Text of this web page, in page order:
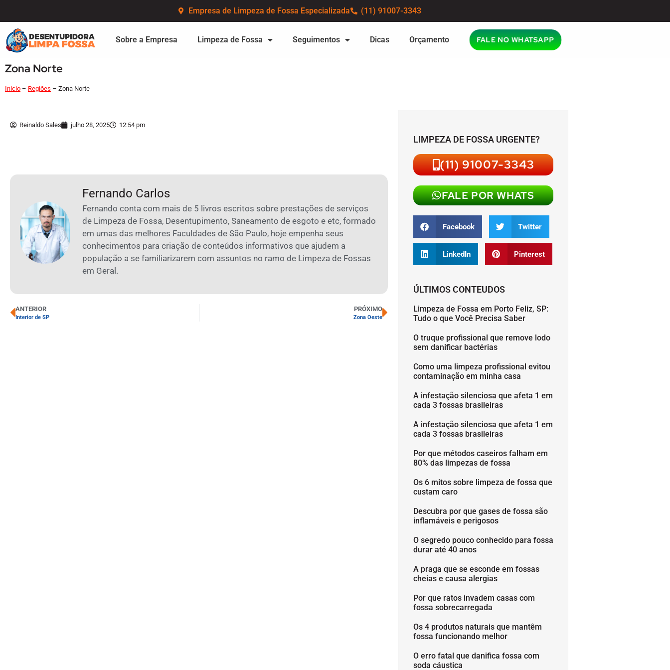
Empresa de Limpeza de Fossa Especializada (11) 91007-3343
Sobre a Empresa Limpeza de Fossa Seguimentos Dicas Orçamento FALE NO WHATSAPP
Zona Norte
Início – Regiões – Zona Norte
Reinaldo Sales julho 28, 2025 12:54 pm
Fernando Carlos
Fernando conta com mais de 5 livros escritos sobre prestações de serviços
de Limpeza de Fossa, Desentupimento, Saneamento de esgoto e etc, formado
em umas das melhores Faculdades de São Paulo, hoje empenha seus
conhecimentos para criação de conteúdos informativos que ajudem a
população a se familiarizarem com assuntos no ramo de Limpeza de Fossas
em Geral.
ANTERIOR
Interior de SP
PRÓXIMO
Zona Oeste
LIMPEZA DE FOSSA URGENTE?
(11) 91007-3343
FALE POR WHATS
Facebook Twitter
LinkedIn Pinterest
ÚLTIMOS CONTEUDOS
Limpeza de Fossa em Porto Feliz, SP:
Tudo o que Você Precisa Saber
O truque profissional que remove lodo
sem danificar bactérias
Como uma limpeza profissional evitou
contaminação em minha casa
A infestação silenciosa que afeta 1 em
cada 3 fossas brasileiras
A infestação silenciosa que afeta 1 em
cada 3 fossas brasileiras
Por que métodos caseiros falham em
80% das limpezas de fossa
Os 6 mitos sobre limpeza de fossa que
custam caro
Descubra por que gases de fossa são
inflamáveis e perigosos
O segredo pouco conhecido para fossa
durar até 40 anos
A praga que se esconde em fossas
cheias e causa alergias
Por que ratos invadem casas com
fossa sobrecarregada
Os 4 produtos naturais que mantêm
fossa funcionando melhor
O erro fatal que danifica fossa com
soda cáustica